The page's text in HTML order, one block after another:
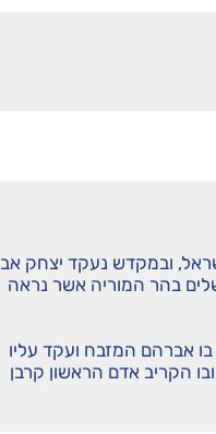
ובמקדש נעקד יצחק
בהר המוריה אשר נראה
אברהם המזבח ועקד עליו
הקריב אדם הראשון קרבן